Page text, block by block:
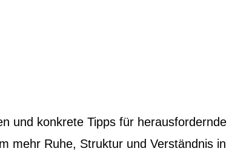
und konkrete Tipps für her­aus­fordernde
mehr Ruhe, Struk­tur und Ver­ständ­nis in